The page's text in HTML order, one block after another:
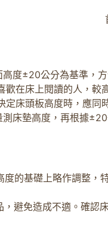
度±20公分為基準，
在床上閱讀的人，較
床頭板高度時，應同
床墊高度，再根據
的基礎上略作調整，
避免造成不適。確認